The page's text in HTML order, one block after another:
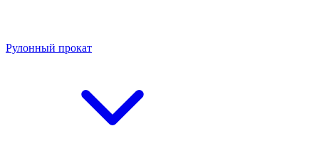
Рулонный прокат